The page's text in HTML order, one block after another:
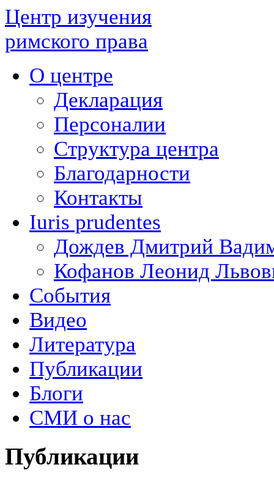
Центр изучения
римского права
О центре
Декларация
Персоналии
Структура центра
Благодарности
Контакты
Iuris prudentes
Дождев Дмитрий
Кофанов Леонид
События
Видео
Литература
Публикации
Блоги
СМИ о нас
Публикации